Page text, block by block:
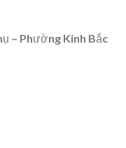
– Phường Kinh Bắc